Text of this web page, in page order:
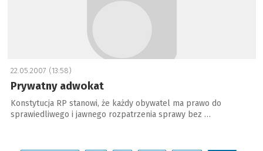
22.05.2007 (13:58)
Prywatny adwokat
Konstytucja RP stanowi, że każdy obywatel ma prawo do
sprawiedliwego i jawnego rozpatrzenia sprawy bez …